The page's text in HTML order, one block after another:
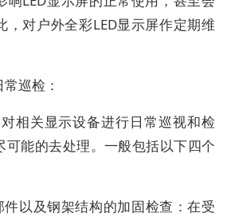
，对户外全彩LED显示屏作定期维
巡检：
相关显示设备进行日常巡视和检
可能的去处理。一般包括以下四个
以及钢架结构的加固检查：在受